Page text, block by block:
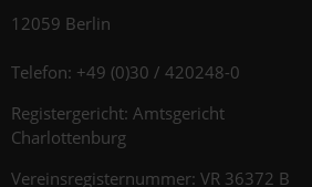
12059 Berlin
Telefon: +49 (0)30 / 420248-0
Registergericht: Amtsgericht
Charlottenburg
Vereinsregisternummer: VR 36372 B